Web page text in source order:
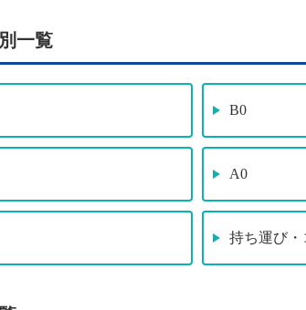
一覧
B0
A0
持ち運び・